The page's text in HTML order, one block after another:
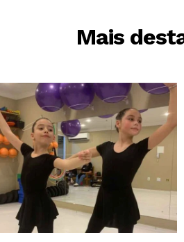
Mais